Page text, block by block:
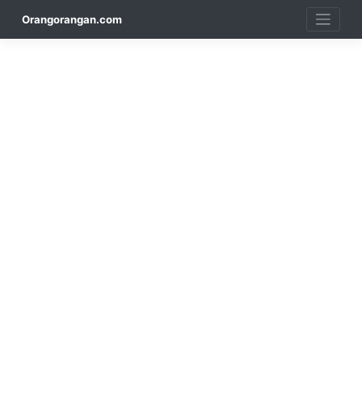
Orangorangan.com